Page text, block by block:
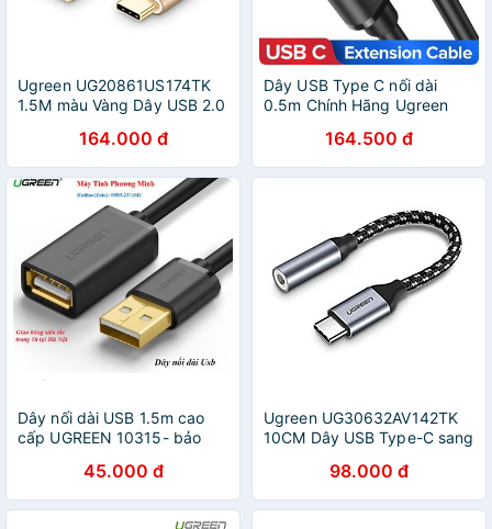
Ugreen UG20861US174TK
1.5M màu Vàng Dây USB 2.0
bọc vinyl - HÀNG CHÍNH
HÃNG
164.000 đ
Dây USB Type C nối dài
0.5m Chính Hãng Ugreen
4K@60Hz PD 60W 5A)
164.500 đ
Dây nối dài USB 1.5m cao
cấp UGREEN 10315- bảo
45.000 đ
Ugreen UG30632AV142TK
10CM Dây USB Type-C sang
98.000 đ